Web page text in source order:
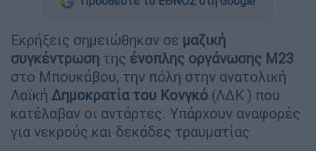
Εκρήξεις σημειώθηκαν σε μαζική
συγκέντρωση της ένοπλης οργάνωσης M23
στο Μπουκάβου, την πόλη στην ανατολική
Λαϊκή Δημοκρατία του Κονγκό (ΛΔΚ ) που
κατέλαβαν οι αντάρτες. Υπάρχουν αναφορές
για νεκρούς και δεκάδες τραυματίας.